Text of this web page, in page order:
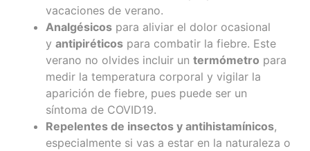
vacaciones de verano.
Analgésicos para aliviar el dolor ocasional
yantipiréticos para combatir la fiebre. Este
verano no olvides incluir untermómetro para
medir la temperatura corporal y vigilar la
aparición de fiebre, pues puede ser un
síntoma de COVID19.
Repelentes de insectos y antihistamínicos,
especialmente si vas a estar en la naturaleza o